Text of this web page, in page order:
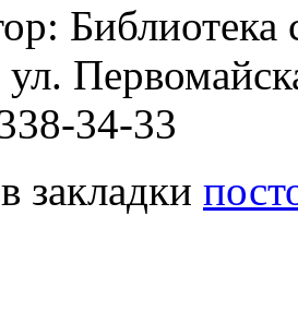
34-33
закладки